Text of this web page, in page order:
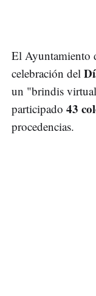
El Ayuntamiento
celebración del
un "brindis
participado 43
procedencias.